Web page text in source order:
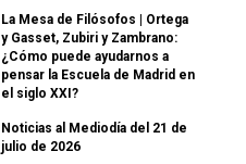
La Mesa de Filósofos | Ortega
y Gasset, Zubiri y Zambrano:
¿Cómo puede ayudarnos a
pensar la Escuela de Madrid en
el siglo XXI?
Noticias al Mediodía del 21 de
julio de 2026